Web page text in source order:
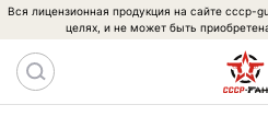
Вся лицензионная продукция на сайте cccp-
целях, и не может быть